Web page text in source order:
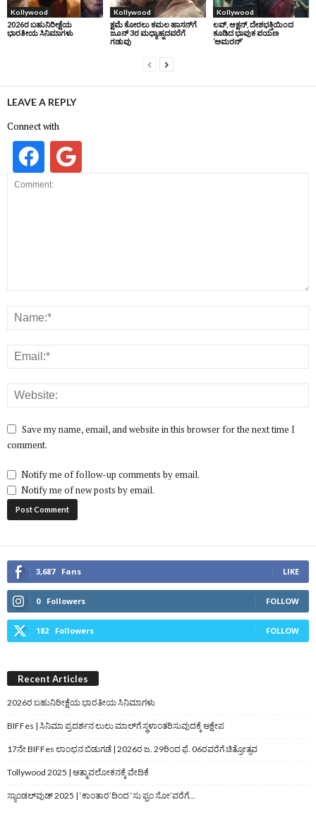
Kollywood
2026ರ ಬಹುನಿರೀಕ್ಷೆಯ
ಭಾರತೀಯ ಸಿನಿಮಾಗಳು
Kollywood
ಕ್ಷಮೆ ಕೋರಲು ಕಮಲ ಹಾಸನ್‌ಗೆ
ಜೂನ್‌ 3ರ ಮಧ್ಯಾಹ್ನದವರೆಗೆ
ಗಡುವು
Kollywood
ಲವ್, ಆಕ್ಷನ್, ದೇಶಭಕ್ತಿಯಿಂದ
ಕೂಡಿದ ಭಾವುಕ ಪಯಣ
‘ಅಮರನ್’
LEAVE A REPLY
Connect with
Save my name, email, and website in this browser for the next time I
comment.
Notify me of follow-up comments by email.
Notify me of new posts by email.
3,687 Fans LIKE
0 Followers FOLLOW
182 Followers FOLLOW
Recent Articles
2026ರ ಬಹುನಿರೀಕ್ಷೆಯ ಭಾರತೀಯ ಸಿನಿಮಾಗಳು
BIFFes | ಸಿನಿಮಾ ಪ್ರದರ್ಶನ ಲುಲು ಮಾಲ್‌ಗೆ ಸ್ಥಳಾಂತರಿಸುವುದಕ್ಕೆ ಆಕ್ಷೇಪ
17ನೇ BIFFes ಲಾಂಛನ ಬಿಡುಗಡೆ | 2026ರ ಜ. 29ರಿಂದ ಫೆ. 06ರವರೆಗೆ ಚಿತ್ರೋತ್ಸವ
Tollywood 2025 | ಆತ್ಮಾವಲೋಕನಕ್ಕೆ ವೇದಿಕೆ
ಸ್ಯಾಂಡಲ್‌ವುಡ್‌ 2025 | ‘ಕಾಂತಾರ’ದಿಂದ ‘ಸು ಫ್ರಂ ಸೋ’ವರೆಗೆ…